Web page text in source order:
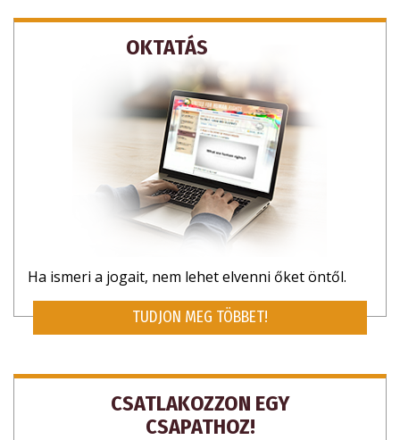
OKTATÁS
Ha ismeri a jogait, nem lehet elvenni őket öntől.
TUDJON MEG TÖBBET!
CSATLAKOZZON EGY
CSAPATHOZ!